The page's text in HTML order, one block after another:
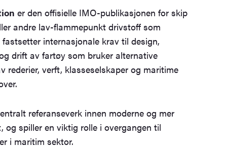
er den offisielle IMO-publikasjonen for skip
andre lav-flammepunkt drivstoff som
internasjonale krav til design,
drift av fartøy som bruker alternative
rederier, verft, klasseselskaper og maritime
referanseverk innen moderne og mer
og spiller en viktig rolle i overgangen til
i maritim sektor.